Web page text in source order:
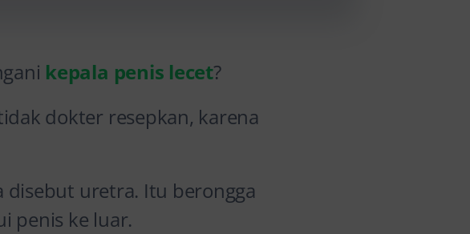
kepala penis lecet?
dokter resepkan, karena
disebut uretra. Itu berongga
penis ke luar.